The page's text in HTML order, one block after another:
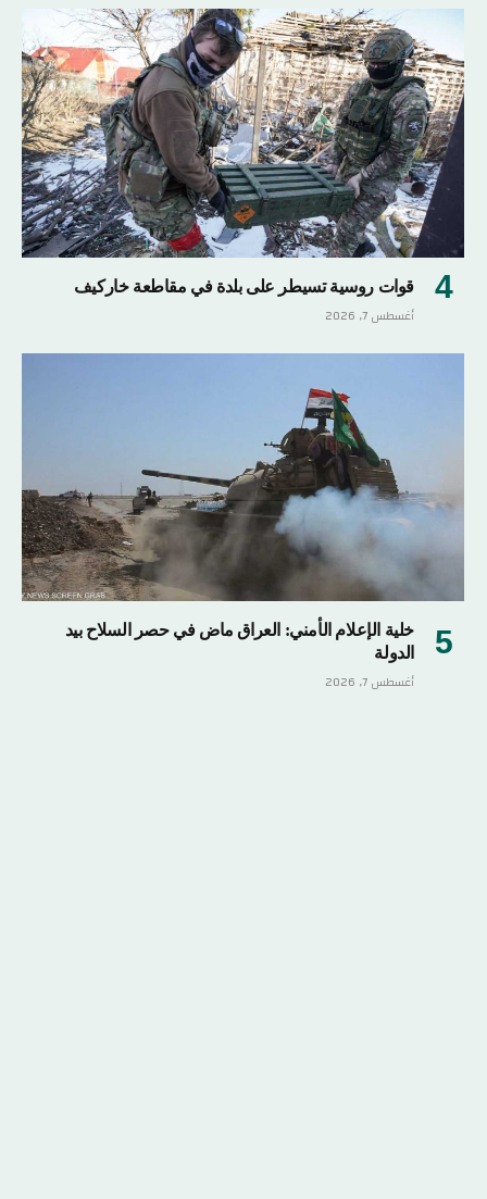
قوات روسية تسيطر على بلدة في مقاطعة خاركيف
أغسطس 7, 2026
خلية الإعلام الأمني: العراق ماض في حصر السلاح بيد
الدولة
أغسطس 7, 2026